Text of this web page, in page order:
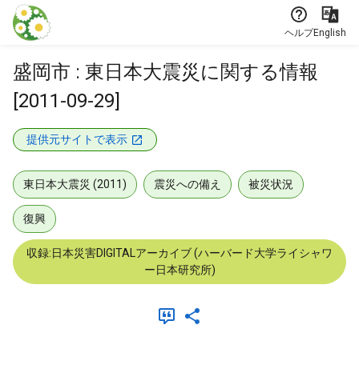
本文に飛ぶ
ヘルプEnglish
盛岡市 : 東日本大震災に関する情報
[2011-09-29]
提供元サイトで表示
東日本大震災 (2011) 震災への備え 被災状況
復興
収録:日本災害DIGITALアーカイブ (ハーバード大学ライシャワ
ー日本研究所)